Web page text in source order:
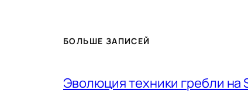
БОЛЬШЕ ЗАПИСЕЙ
Эволюция техники гребли на